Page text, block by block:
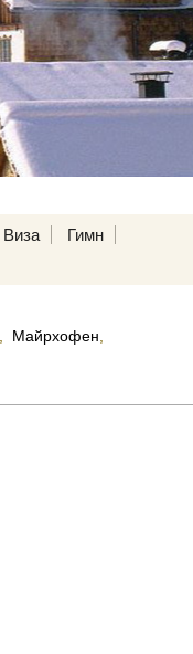
Виза
Гимн
Майрхофен